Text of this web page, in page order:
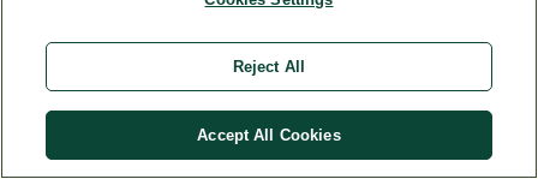
Reject All
Accept All Cookies